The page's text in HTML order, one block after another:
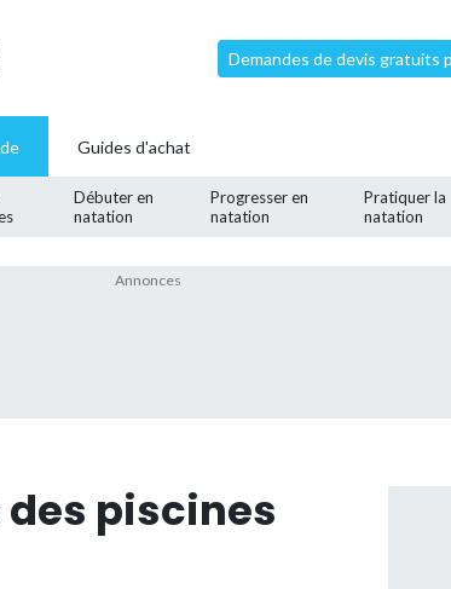
Demandes de devis gratuits
Débuter en
natation
Progresser en
natation
Pratiquer la
natation
Guides d'achat
piscines